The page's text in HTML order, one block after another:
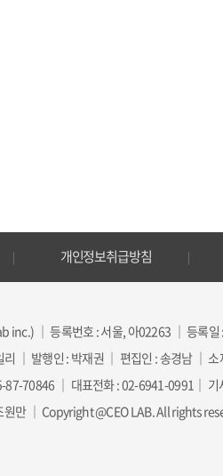
개인정보취급방침
inc.) ｜ 등록번호 : 서울, 아02263 ｜ 등록
｜ 발행인 : 박재권 ｜ 편집인 : 송경남 ｜
87-70846 ｜ 대표전화 : 02-6941-0991｜
원만 ｜ Copyright @CEO LAB. All rights